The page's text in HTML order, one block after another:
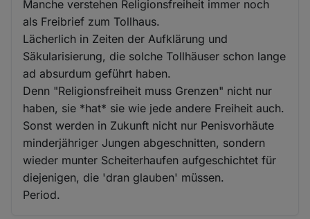
Manche verstehen Religionsfreiheit immer noch
als Freibrief zum Tollhaus.
Lächerlich in Zeiten der Aufklärung und
Säkularisierung, die solche Tollhäuser schon lange
ad absurdum geführt haben.
Denn "Religionsfreiheit muss Grenzen" nicht nur
haben, sie *hat* sie wie jede andere Freiheit auch.
Sonst werden in Zukunft nicht nur Penisvorhäute
minderjähriger Jungen abgeschnitten, sondern
wieder munter Scheiterhaufen aufgeschichtet für
diejenigen, die 'dran glauben' müssen.
Period.